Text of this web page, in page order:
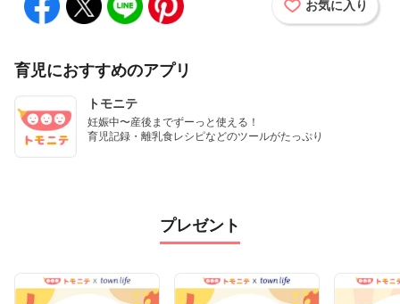
お気に入り
育児におすすめのアプリ
トモニテ
妊娠中〜産後までずーっと使える！
育児記録・離乳食レシピなどのツールがたっぷり
プレゼント